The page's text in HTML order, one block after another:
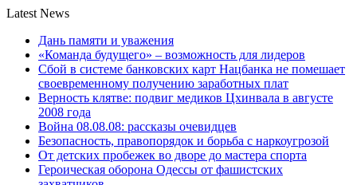
Latest News
Дань памяти и уважения
«Команда будущего» – возможность для лидеров
Сбой в системе банковских карт Нацбанка не помешает
своевременному получению заработных плат
Верность клятве: подвиг медиков Цхинвала в августе
2008 года
Война 08.08.08: рассказы очевидцев
Безопасность, правопорядок и борьба с наркоугрозой
От детских пробежек во дворе до мастера спорта
Героическая оборона Одессы от фашистских